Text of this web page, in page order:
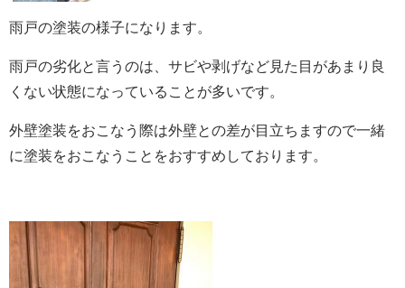
雨戸の塗装の様子になります。
雨戸の劣化と言うのは、サビや剥げなど見た目があまり良
くない状態になっていることが多いです。
外壁塗装をおこなう際は外壁との差が目立ちますので一緒
に塗装をおこなうことをおすすめしております。